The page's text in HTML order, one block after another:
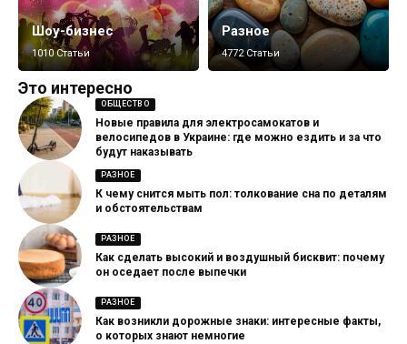
Шоу-бизнес
1010 Статьи
Разное
4772 Статьи
Это интересно
ОБЩЕСТВО
Новые правила для электросамокатов и
велосипедов в Украине: где можно ездить и за что
будут наказывать
РАЗНОЕ
К чему снится мыть пол: толкование сна по деталям
и обстоятельствам
РАЗНОЕ
Как сделать высокий и воздушный бисквит: почему
он оседает после выпечки
РАЗНОЕ
Как возникли дорожные знаки: интересные факты,
о которых знают немногие